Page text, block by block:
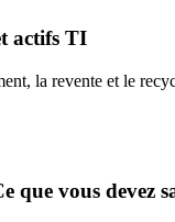
actifs TI
la revente et le
que vous devez